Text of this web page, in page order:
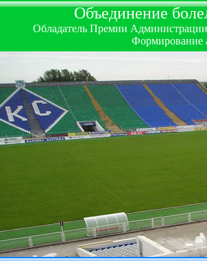
Объединение
Обладатель Премии Администрации
Формирование